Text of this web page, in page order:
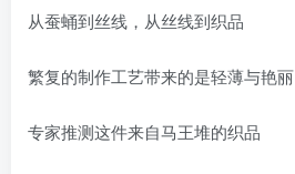
从蚕蛹到丝线，从丝线到织品
繁复的制作工艺带来的是轻薄与艳丽
专家推测这件来自马王堆的织品